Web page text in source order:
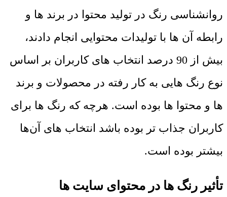
روانشناسی رنگ در تولید محتوا در برند ها و
رابطه آن ها با تولیدات محتوایی انجام دادند،
بیش از 90 درصد انتخاب های کاربران بر اساس
نوع رنگ هایی به کار رفته در محصولات و برند
ها و محتوا ها بوده است. هرچه که رنگ ها برای
کاربران جذاب تر بوده باشد انتخاب های آن‌ها
بیشتر بوده است.
تأثیر رنگ ها در محتوای سایت ها